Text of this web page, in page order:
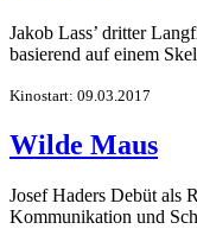
Jakob Lass’ dritter
basierend auf einem
Kinostart: 09.03.2017
Wilde Maus
Josef Haders Debüt als
Kommunikation und